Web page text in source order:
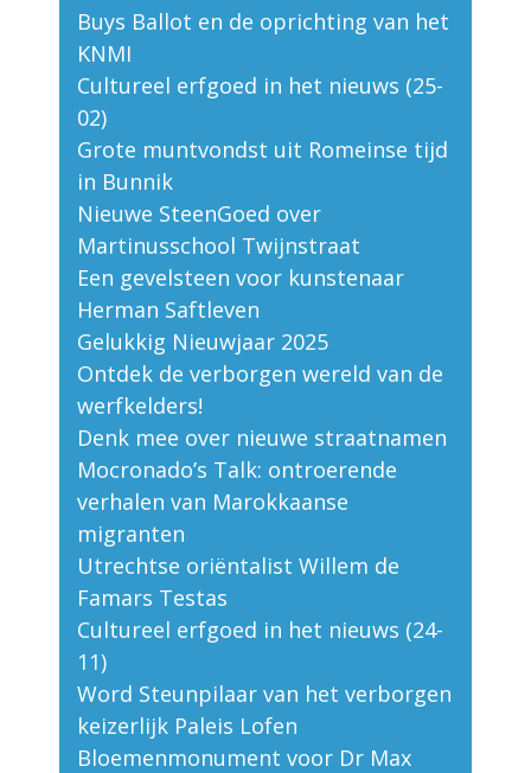
Buys Ballot en de oprichting van het
KNMI
Cultureel erfgoed in het nieuws (25-
02)
Grote muntvondst uit Romeinse tijd
in Bunnik
Nieuwe SteenGoed over
Martinusschool Twijnstraat
Een gevelsteen voor kunstenaar
Herman Saftleven
Gelukkig Nieuwjaar 2025
Ontdek de verborgen wereld van de
werfkelders!
Denk mee over nieuwe straatnamen
Mocronado’s Talk: ontroerende
verhalen van Marokkaanse
migranten
Utrechtse oriëntalist Willem de
Famars Testas
Cultureel erfgoed in het nieuws (24-
11)
Word Steunpilaar van het verborgen
keizerlijk Paleis Lofen
Bloemenmonument voor Dr Max